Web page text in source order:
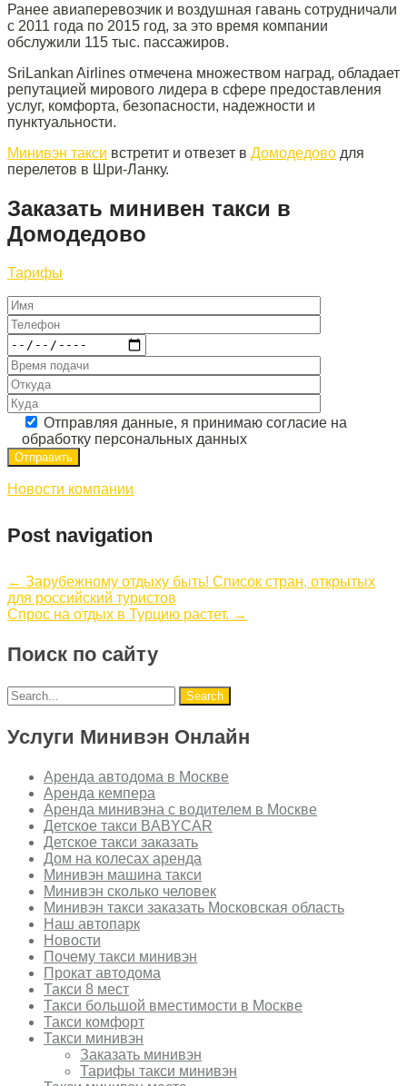
Ранее авиаперевозчик и воздушная гавань сотрудничали
с 2011 года по 2015 год, за это время компании
обслужили 115 тыс. пассажиров.
SriLankan Airlines отмечена множеством наград, обладает
репутацией мирового лидера в сфере предоставления
услуг, комфорта, безопасности, надежности и
пунктуальности.
Минивэн такси встретит и отвезет в Домодедово для
перелетов в Шри-Ланку.
Заказать минивен такси в
Домодедово
Тарифы
Отправляя данные, я принимаю согласие на
обработку персональных данных
Новости компании
Post navigation
← Зарубежному отдыху быть! Список стран, открытых
для российский туристов
Спрос на отдых в Турцию растет. →
Поиск по сайту
Услуги Минивэн Онлайн
Аренда автодома в Москве
Аренда кемпера
Аренда минивэна с водителем в Москве
Детское такси BABYCAR
Детское такси заказать
Дом на колесах аренда
Минивэн машина такси
Минивэн сколько человек
Минивэн такси заказать Московская область
Наш автопарк
Новости
Почему такси минивэн
Прокат автодома
Такси 8 мест
Такси большой вместимости в Москве
Такси комфорт
Такси минивэн
Заказать минивэн
Тарифы такси минивэн